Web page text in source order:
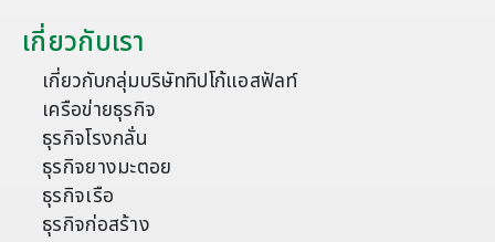
เกี่ยวกับเรา
เกี่ยวกับกลุ่มบริษัททิปโก้แอสฟัลท์
เครือข่ายธุรกิจ
ธุรกิจโรงกลั่น
ธุรกิจยางมะตอย
ธุรกิจเรือ
ธุรกิจก่อสร้าง